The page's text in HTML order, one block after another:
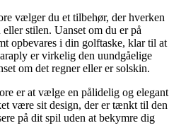
vælger du et tilbehør, der hverken
stilen. Uanset om du er på
opbevares i din golftaske, klar til at
er virkelig den uundgåelige
om det regner eller er solskin.
er at vælge en pålidelig og elegant
være sit design, der er tænkt til den
på dit spil uden at bekymre dig